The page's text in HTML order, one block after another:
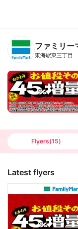
B
n
T
ファミリー
東海駅東三丁目
Flyers(15)
Latest flyers